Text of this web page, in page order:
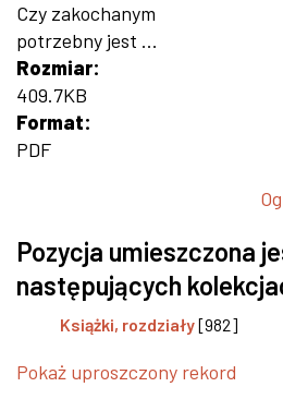
Czy zakochanym
potrzebny jest ...
Rozmiar:
409.7KB
Format:
PDF
Pozycja umieszczona
następujących
Książki, rozdziały[982]
Pokaż uproszczony rekord